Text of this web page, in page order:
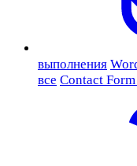
выполнения
все Contact Form